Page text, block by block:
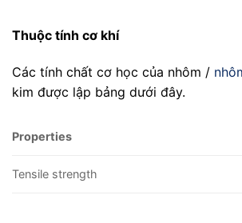
Thuộc tính cơ khí
Các tính chất cơ học của nhôm /
kim được lập bảng dưới đây.
Properties
Tensile strength